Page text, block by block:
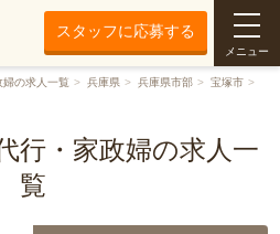
スタッフに応募する
メニュー
婦の求人一覧 兵庫県 兵庫県市部
宝塚市
行・家政婦の求人一
覧